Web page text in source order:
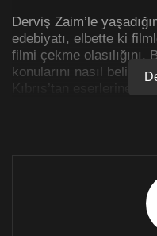
Derviş Zaim’le
edebiyatı, elbette ki
filmi çekme olasılığını,
konularını nasıl
Kıbrıs’tan eserlerine